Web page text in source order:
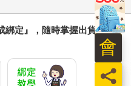
綁定』，隨時掌握出貨動
員
會